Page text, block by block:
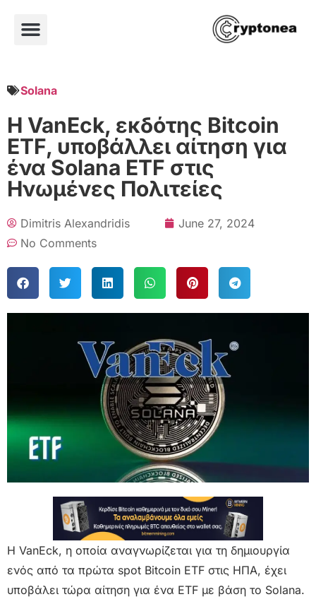
Solana
Η VanEck, εκδότης Bitcoin
ETF, υποβάλλει αίτηση για
ένα Solana ETF στις
Ηνωμένες Πολιτείες
Dimitris Alexandridis
June 27, 2024
No Comments
Η VanEck, η οποία αναγνωρίζεται για τη δημιουργία
ενός από τα πρώτα spot Bitcoin ETF στις ΗΠΑ, έχει
υποβάλει τώρα αίτηση για ένα ETF με βάση το Solana.